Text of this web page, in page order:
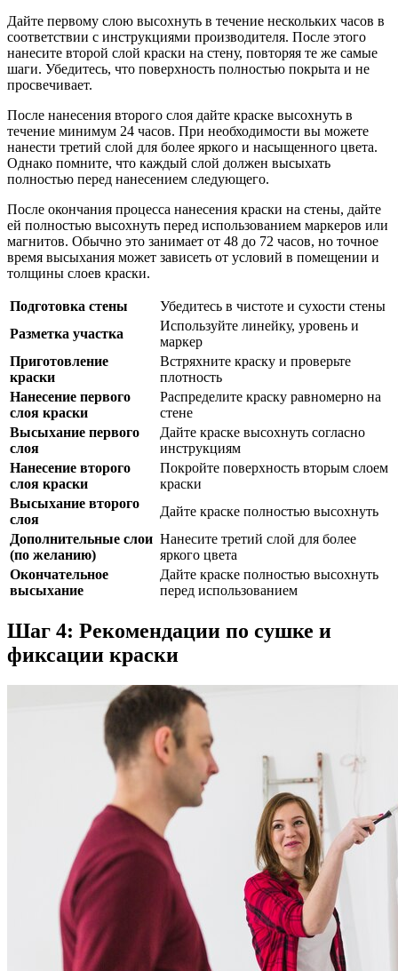
Дайте первому слою высохнуть в течение нескольких часов в
соответствии с инструкциями производителя. После этого
нанесите второй слой краски на стену, повторяя те же самые
шаги. Убедитесь, что поверхность полностью покрыта и не
просвечивает.
После нанесения второго слоя дайте краске высохнуть в
течение минимум 24 часов. При необходимости вы можете
нанести третий слой для более яркого и насыщенного цвета.
Однако помните, что каждый слой должен высыхать
полностью перед нанесением следующего.
После окончания процесса нанесения краски на стены, дайте
ей полностью высохнуть перед использованием маркеров или
магнитов. Обычно это занимает от 48 до 72 часов, но точное
время высыхания может зависеть от условий в помещении и
толщины слоев краски.
Подготовка стены
Убедитесь в чистоте и сухости стены
Разметка участка
Используйте линейку, уровень и
маркер
Приготовление
краски
Встряхните краску и проверьте
плотность
Нанесение первого
слоя краски
Распределите краску равномерно на
стене
Высыхание первого
слоя
Дайте краске высохнуть согласно
инструкциям
Нанесение второго
слоя краски
Покройте поверхность вторым слоем
краски
Высыхание второго
слоя
Дайте краске полностью высохнуть
Дополнительные слои
(по желанию)
Нанесите третий слой для более
яркого цвета
Окончательное
высыхание
Дайте краске полностью высохнуть
перед использованием
Шаг 4: Рекомендации по сушке и
фиксации краски